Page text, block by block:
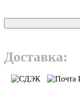
Доставка: